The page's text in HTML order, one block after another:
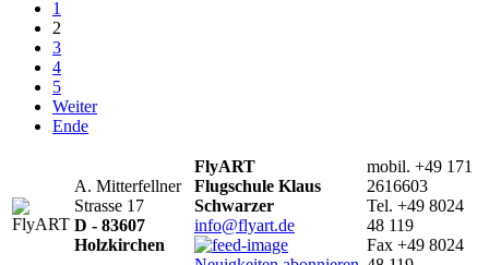
1
2
3
4
5
Weiter
Ende
A. Mitterfellner
Strasse 17
D - 83607
Holzkirchen
FlyART
Flugschule Klaus
Schwarzer
info@flyart.de
mobil. +49 171
2616603
Tel. +49 8024
48 119
Fax +49 8024